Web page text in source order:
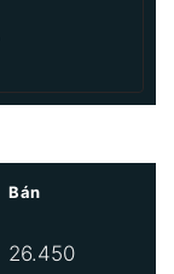
Bán
26.450